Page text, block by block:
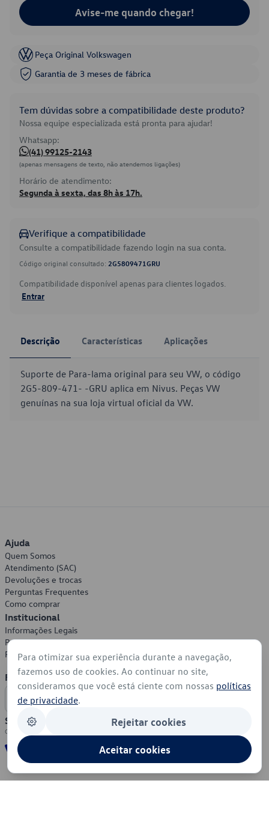
Avise-me quando chegar!
Peça Original Volkswagen
Garantia de 3 meses de fábrica
Tem dúvidas sobre a compatibilidade deste produto?
Nossa equipe especializada está pronta para ajudar!
Whatsapp:
(41) 99125-2143
(apenas mensagens de texto, não atendemos ligações)
Horário de atendimento:
Segunda à sexta, das 8h às 17h.
Verifique a compatibilidade
Consulte a compatibilidade fazendo login na sua conta.
Código original consultado: 2G5809471GRU
Compatibilidade disponível apenas para clientes logados.
Entrar
Descrição Características Aplicações
Suporte de Para-lama original para seu VW, o código
2G5-809-471- -GRU aplica em Nivus. Peças VW
genuínas na sua loja virtual oficial da VW.
Ajuda
Quem Somos
Atendimento (SAC)
Devoluções e trocas
Perguntas Frequentes
Como comprar
Institucional
Informações Legais
Política de Privacidade
Política de Cookies
Formas de Pagamento
Segurança
Para otimizar sua experiência durante a navegação,
fazemos uso de cookies. Ao continuar no site,
consideramos que você está ciente com nossas políticas
de privacidade.
Rejeitar cookies
Aceitar cookies